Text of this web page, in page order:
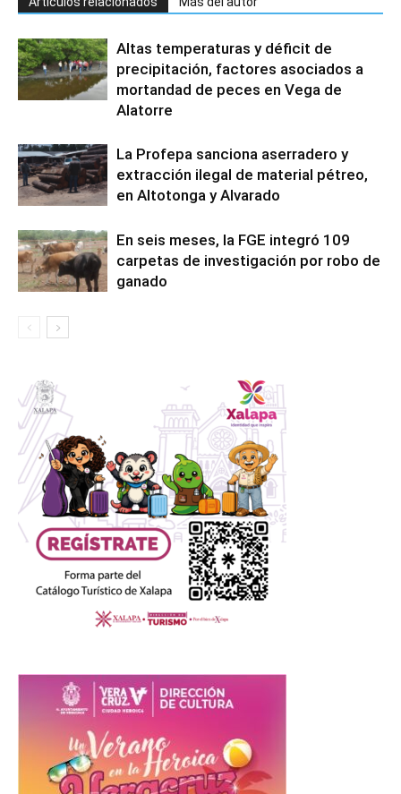
Altas temperaturas y déficit de
precipitación, factores asociados a
mortandad de peces en Vega de
Alatorre
La Profepa sanciona aserradero y
extracción ilegal de material pétreo,
en Altotonga y Alvarado
En seis meses, la FGE integró 109
carpetas de investigación por robo de
ganado